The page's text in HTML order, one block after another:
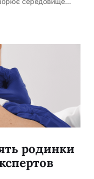
родинки